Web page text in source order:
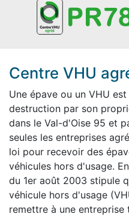
Centre VHU
Une épave ou un VHU
destruction par son
dans le Val-d'Oise 95 et
seules les entreprises
loi pour recevoir des
véhicules hors d'usage.
du 1er août 2003 stipule
véhicule hors d'usage
remettre à une